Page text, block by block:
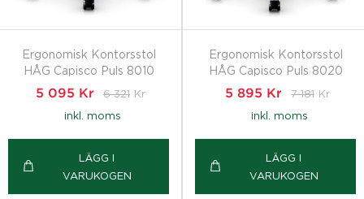
Ergonomisk Kontorsstol
HÅG Capisco Puls 8010
5 095 Kr 6 321 Kr
inkl. moms
LÄGG I
VARUKOGEN
Ergonomisk Kontorsstol
HÅG Capisco Puls 8020
5 895 Kr 7 181 Kr
inkl. moms
LÄGG I
VARUKOGEN